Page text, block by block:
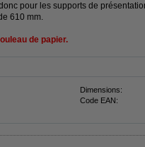
pour les supports de
610 mm.
de papier.
Dimensions:
Code EAN: